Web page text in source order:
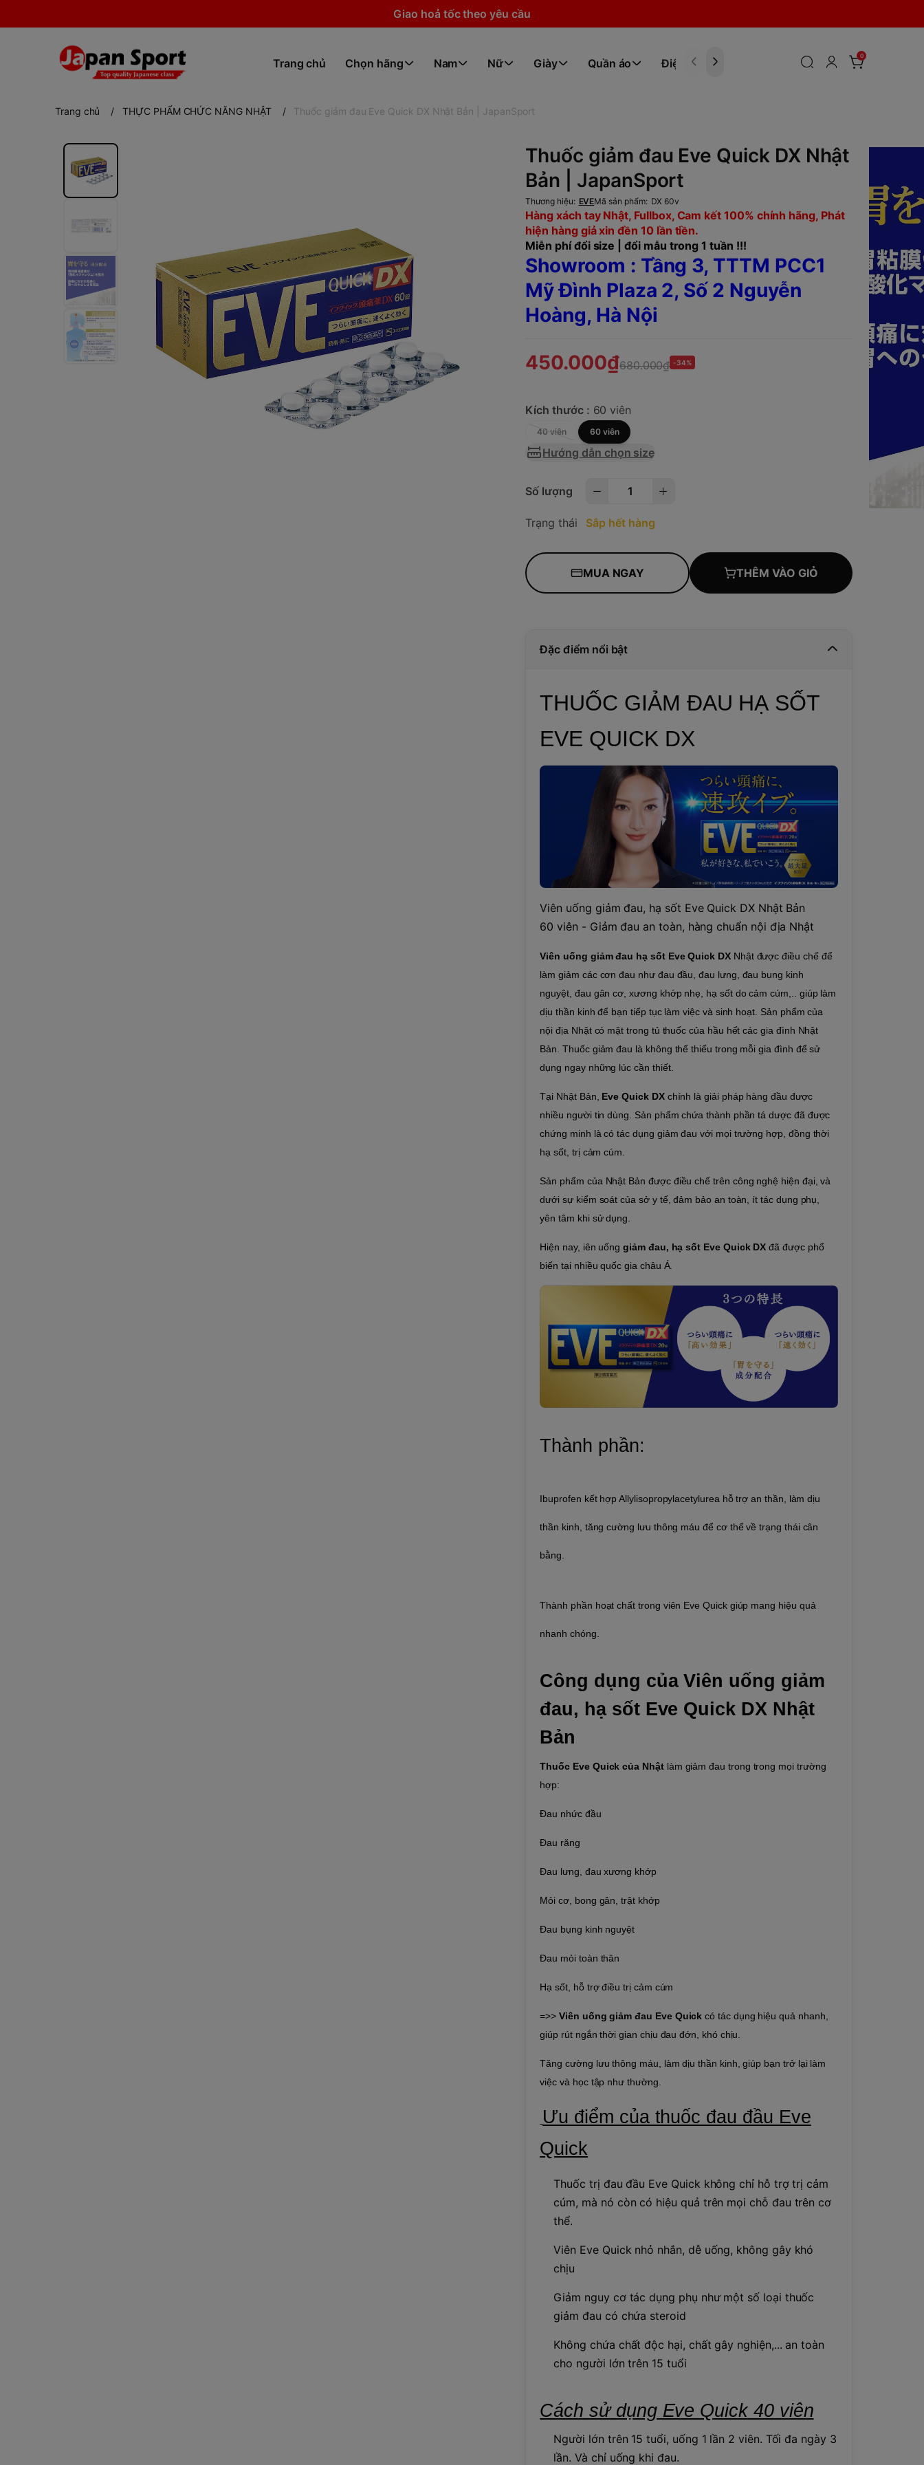
Giao hoả tốc theo yêu cầu
Trang chủ Chọn hãng Nam Nữ Giày Quần áo Điện tử
0
Trang chủ / THỰC PHẨM CHỨC NĂNG NHẬT / Thuốc giảm đau Eve Quick DX Nhật Bản | JapanSport
Thuốc giảm đau Eve Quick DX Nhật
Bản | JapanSport
Thương hiệu: EVEMã sản phẩm: DX 60v
Hàng xách tay Nhật, Fullbox, Cam kết 100% chính hãng, Phát
hiện hàng giả xin đền 10 lần tiền.
Miễn phí đổi size | đổi mẫu trong 1 tuần !!!
Showroom : Tầng 3, TTTM PCC1
Mỹ Đình Plaza 2, Số 2 Nguyễn
Hoàng, Hà Nội
450.000₫680.000₫ -34%
Kích thước : 60 viên
40 viên 60 viên
Hướng dẫn chọn size
Số lượng
Trạng thái Sắp hết hàng
MUA NGAY THÊM VÀO GIỎ
Đặc điểm nổi bật
THUỐC GIẢM ĐAU HẠ SỐT
EVE QUICK DX
Viên uống giảm đau, hạ sốt Eve Quick DX Nhật Bản
60 viên - Giảm đau an toàn, hàng chuẩn nội địa Nhật
Viên uống giảm đau hạ sốt Eve Quick DXNhật được điều chế để
làm giảm các cơn đau như đau đầu, đau lưng, đau bụng kinh
nguyệt, đau gân cơ, xương khớp nhẹ, hạ sốt do cảm cúm,.. giúp làm
dịu thần kinh để bạn tiếp tục làm việc và sinh hoạt. Sản phẩm của
nội địa Nhật có mặt trong tủ thuốc của hầu hết các gia đình Nhật
Bản.Thuốc giảm đau là không thể thiếu trong mỗi gia đình để sử
dụng ngay những lúc cần thiết.
Tại Nhật Bản, Eve Quick DXchính là giải pháp hàng đầu được
nhiều người tin dùng. Sản phẩm chứa thành phần tá dược đã được
chứng minh là có tác dụng giảm đau với mọi trường hợp, đồng thời
hạ sốt, trị cảm cúm.
Sản phẩm của Nhật Bản được điều chế trên công nghệ hiện đại, và
dưới sự kiểm soát của sở y tế, đảm bảo an toàn, ít tác dụng phụ,
yên tâm khi sử dụng.
Hiện nay, iên uốnggiảm đau, hạ sốt Eve Quick DXđã được phổ
biến tại nhiều quốc gia châu Á.
Thành phần:
Ibuprofen kết hợp Allylisopropylacetylurea hỗ trợ an thần, làm dịu
thần kinh, tăng cường lưu thông máu để cơ thể về trạng thái cân
bằng.
Thành phần hoạt chất trong viên Eve Quick giúp mang hiệu quả
nhanh chóng.
Công dụng của Viên uống giảm
đau, hạ sốt Eve Quick DX Nhật
Bản
Thuốc Eve Quick của Nhật làm giảm đau trong trong mọi trường
hợp:
Đau nhức đầu
Đau răng
Đau lưng, đau xương khớp
Mỏi cơ, bong gân, trật khớp
Đau bụng kinh nguyệt
Đau mỏi toàn thân
Hạ sốt, hỗ trợ điều trị cảm cúm
=>>Viên uống giảm đau Eve Quickcó tác dụng hiệu quả nhanh,
giúp rút ngắn thời gian chịu đau đớn, khó chịu.
Tăng cường lưu thông máu, làm dịu thần kinh, giúp bạn trở lại làm
việc và học tập như thường.
Ưu điểm của thuốc đau đầu Eve
Quick
Thuốc trị đau đầu Eve Quick không chỉ hỗ trợ trị cảm
cúm, mà nó còn có hiệu quả trên mọi chỗ đau trên cơ
thể.
Viên Eve Quick nhỏ nhắn, dễ uống, không gây khó
chịu
Giảm nguy cơ tác dụng phụ như một số loại thuốc
giảm đau có chứa steroid
Không chứa chất độc hại, chất gây nghiện,... an toàn
cho người lớn trên 15 tuổi
Cách sử dụng Eve Quick 40 viên
Người lớn trên 15 tuổi, uống 1 lần 2 viên. Tối đa ngày 3
lần. Và chỉ uống khi đau.